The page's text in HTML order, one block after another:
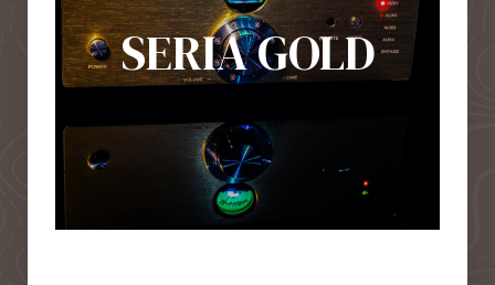
SERIA GOLD